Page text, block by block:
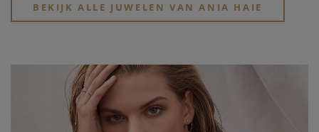
BEKIJK ALLE JUWELEN VAN ANIA HAIE